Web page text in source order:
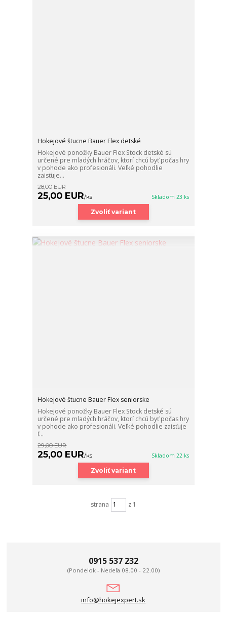
Hokejové štucne Bauer Flex detské
Hokejové ponožky Bauer Flex Stock detské sú
určené pre mladých hráčov, ktorí chcú byť počas hry
v pohode ako profesionáli. Veľké pohodlie
zaisťuje...
28,00 EUR
25,00 EUR/ks Skladom 23 ks
Zvoliť variant
Hokejové štucne Bauer Flex seniorske
Hokejové ponožky Bauer Flex Stock detské sú
určené pre mladých hráčov, ktorí chcú byť počas hry
v pohode ako profesionáli. Veľké pohodlie zaisťuje
ľ...
29,00 EUR
25,00 EUR/ks Skladom 22 ks
Zvoliť variant
strana z 1
0915 537 232
(Pondelok - Nedeľa 08.00 - 22.00)
info@hokejexpert.sk